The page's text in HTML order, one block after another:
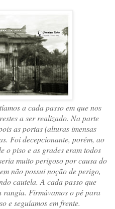
a cada passo em que nos
a ser realizado. Na parte
as portas (alturas imensas
Foi decepcionante, porém, ao
o piso e as grades eram todos
muito perigoso por causa do
não possui noção de perigo,
cautela. A cada passo que
rangia. Firmávamos o pé para
e seguíamos em frente.